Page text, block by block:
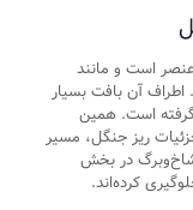
است و مانند
اطراف آن بافت بسیار
است. همین
ریز جنگل، مسیر
در بخش
کرده‌اند.